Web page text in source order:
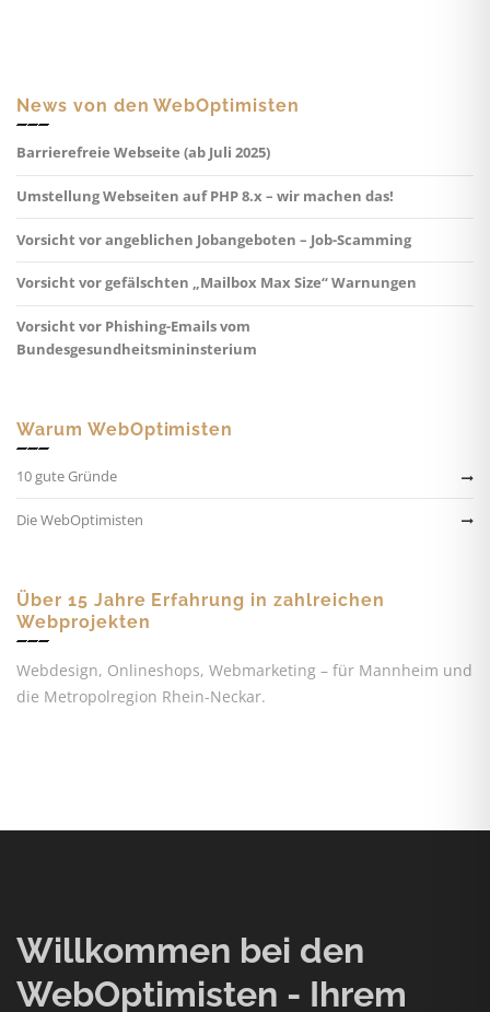
News von den WebOptimisten
Barrierefreie Webseite (ab Juli 2025)
Umstellung Webseiten auf PHP 8.x – wir machen das!
Vorsicht vor angeblichen Jobangeboten – Job-Scamming
Vorsicht vor gefälschten „Mailbox Max Size“ Warnungen
Vorsicht vor Phishing-Emails vom
Bundesgesundheitsmininsterium
Warum WebOptimisten
10 gute Gründe
Die WebOptimisten
Über 15 Jahre Erfahrung in zahlreichen
Webprojekten
Webdesign, Onlineshops, Webmarketing – für Mannheim und
die Metropolregion Rhein-Neckar.
Willkommen bei den
WebOptimisten - Ihrem